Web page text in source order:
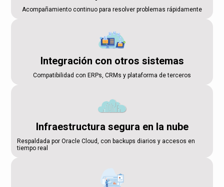
Acompañamiento continuo para resolver problemas rápidamente
Integración con otros sistemas
Compatibilidad con ERPs, CRMs y plataforma de terceros
Infraestructura segura en la nube
Respaldada por Oracle Cloud, con backups diarios y accesos en
tiempo real